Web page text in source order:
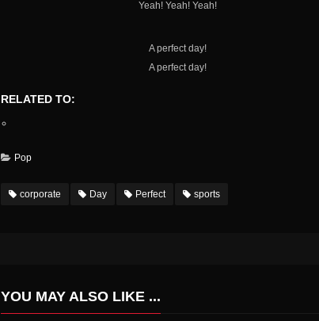
Yeah! Yeah! Yeah!
A perfect day!
A perfect day!
RELATED TO:
Pop
corporate Day Perfect sports
YOU MAY ALSO LIKE ...